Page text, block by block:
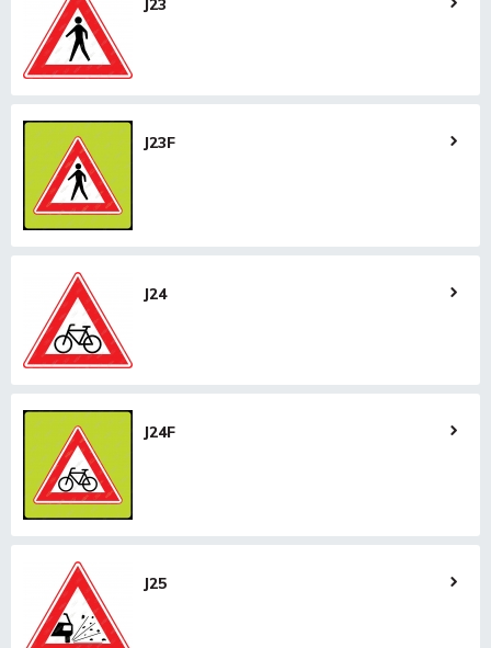
J23
J23F
J24
J24F
J25